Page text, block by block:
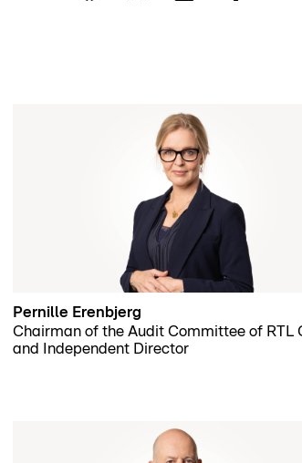
Pernille Erenbjerg
Chairman of the Audit Committee of RTL
and Independent Director